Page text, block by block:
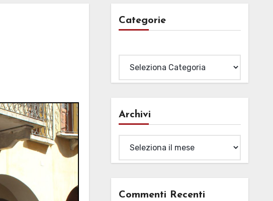
Categorie
Archivi
Commenti Recenti